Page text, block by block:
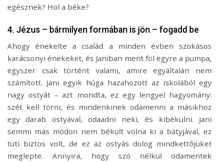
egésznek? Hol a béke?
4. Jézus – bármilyen formában is jön – fogadd be
Ahogy énekelte a család a minden évben szokásos
karácsonyi énekeket, és Janiban ment föl egyre a pumpa,
egyszer csak történt valami, amire egyáltalán nem
számított. Jani egyik húga hazahozott az iskolából egy
nagy ostyát – azt mondta, ez egy lengyel hagyomány:
szét kell törni, és mindenkinek odamenni a másikhoz
egy darab ostyával, odaadni neki, és kibékülni. Jani
semmi más módon nem békült volna ki a bátyjával, ez
tuti biztos volt, de ez az ostyás dolog mindkettőjüket
meglepte. Annyira, hogy szó nélkül odamentek